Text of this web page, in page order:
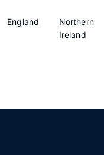
England
Northern
Ireland